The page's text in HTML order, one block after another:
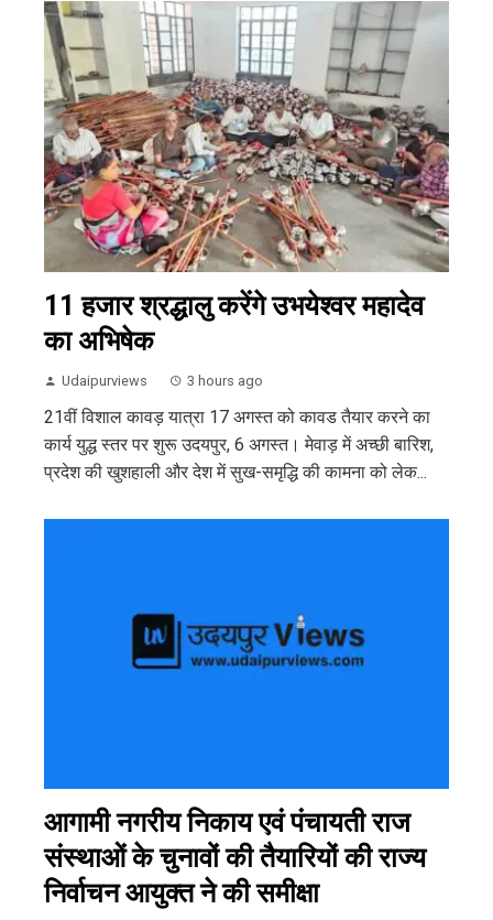
11 हजार श्रद्धालु करेंगे उभयेश्वर महादेव
का अभिषेक
Udaipurviews 3 hours ago
21वीं विशाल कावड़ यात्रा 17 अगस्त को कावड तैयार करने का
कार्य युद्ध स्तर पर शुरू उदयपुर, 6 अगस्त। मेवाड़ में अच्छी बारिश,
प्रदेश की खुशहाली और देश में सुख-समृद्धि की कामना को लेक...
आगामी नगरीय निकाय एवं पंचायती राज
संस्थाओं के चुनावों की तैयारियों की राज्य
निर्वाचन आयुक्त ने की समीक्षा